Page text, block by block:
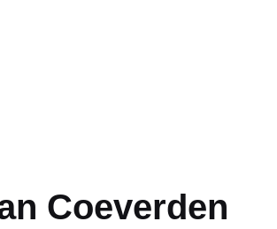
Coeverden